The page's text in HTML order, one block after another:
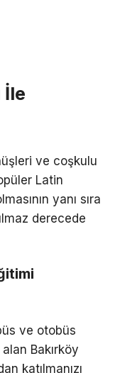
İle
ve coşkulu
Latin
yanı sıra
derecede
ve otobüs
Bakırköy
katılmanızı